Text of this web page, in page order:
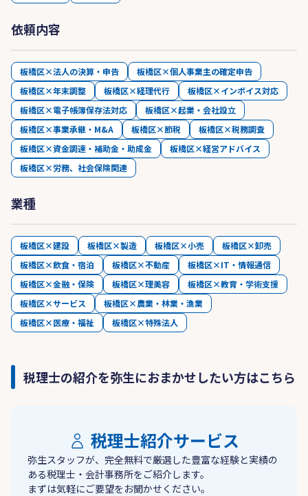
依頼内容
板橋区×法人の決算・申告
板橋区×個人事業主の確定申告
板橋区×年末調整
板橋区×経理代行
板橋区×インボイス対応
板橋区×電子帳簿保存法対応
板橋区×起業・会社設立
板橋区×事業承継・M&A
板橋区×節税
板橋区×税務調査
板橋区×資金調達・補助金・助成金
板橋区×経営アドバイス
板橋区×労務、社会保険関連
業種
板橋区×建設 板橋区×製造 板橋区×小売
板橋区×卸売
板橋区×飲食・宿泊
板橋区×不動産
板橋区×IT・情報通信
板橋区×金融・保険
板橋区×理美容
板橋区×教育・学術支援
板橋区×サービス
板橋区×農業・林業・漁業
板橋区×医療・福祉
板橋区×特殊法人
税理士の紹介を弥生におまかせしたい方はこちら
税理士紹介サービス
弥生スタッフが、完全無料で厳選した豊富な経験と実績の
ある税理士・会計事務所をご紹介します。
まずは気軽にご要望をお聞かせください。